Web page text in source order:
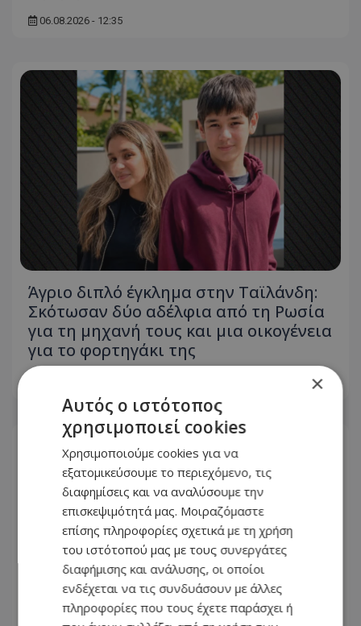
06.08.2026 - 12:35
Άγριο διπλό έγκλημα στην Ταϊλάνδη:
Σκότωσαν δύο αδέλφια από τη Ρωσία
για τη μηχανή τους και μια οικογένεια
για το φορτηγάκι της
×
Αυτός ο ιστότοπος
χρησιμοποιεί cookies
Χρησιμοποιούμε cookies για να
εξατομικεύσουμε το περιεχόμενο, τις
διαφημίσεις και να αναλύσουμε την
επισκεψιμότητά μας. Μοιραζόμαστε
επίσης πληροφορίες σχετικά με τη χρήση
του ιστότοπού μας με τους συνεργάτες
διαφήμισης και ανάλυσης, οι οποίοι
ενδέχεται να τις συνδυάσουν με άλλες
πληροφορίες που τους έχετε παράσχει ή